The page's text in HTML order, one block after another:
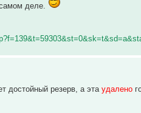
деле.
достойный резерв, а этаудалено